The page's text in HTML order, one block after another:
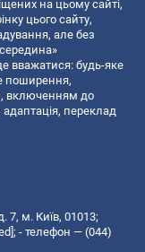
на цьому сайті,
цього сайту,
але без
вважатися: будь-яке
поширення,
включенням до
переклад
7, м. Київ, 01013;
; - телефон — (044)